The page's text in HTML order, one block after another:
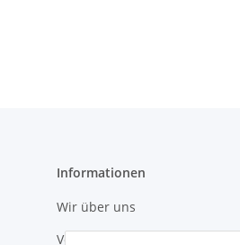
Informationen
Wir über uns
Versandinformationen